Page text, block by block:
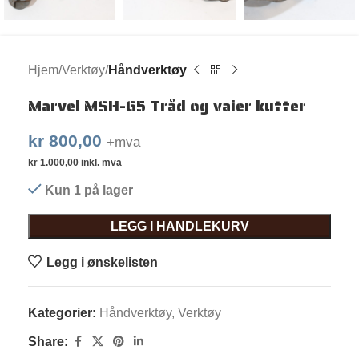
Hjem Verktøy Håndverktøy
Marvel MSH-65 Tråd og vaier kutter
kr 800,00 +mva
kr 1.000,00 inkl. mva
Kun 1 på lager
LEGG I HANDLEKURV
Legg i ønskelisten
Kategorier: Håndverktøy, Verktøy
Share: